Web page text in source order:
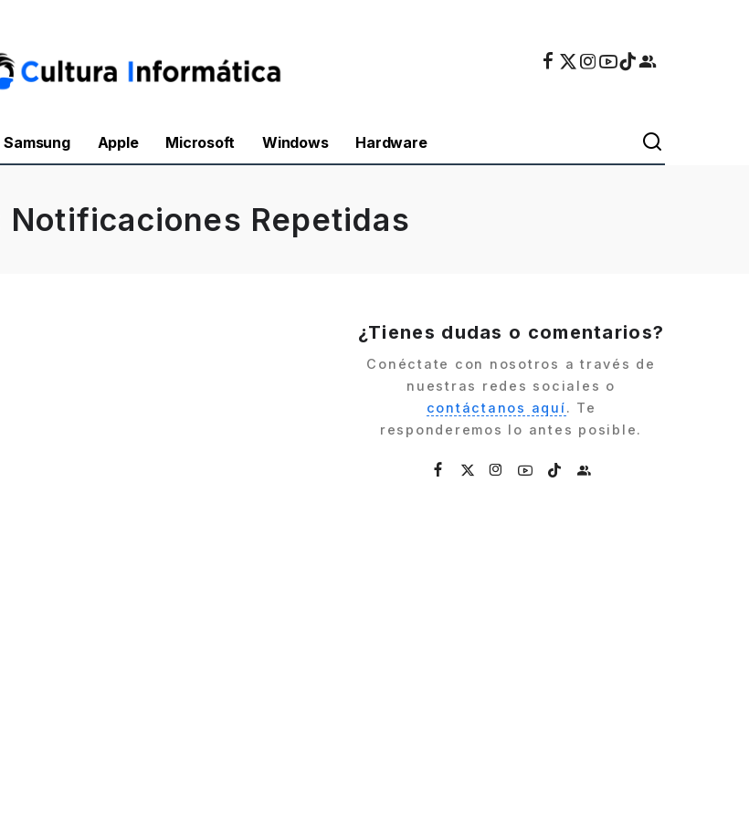
Samsung Apple Microsoft Windows Hardware
Notificaciones Repetidas
¿Tienes dudas o comentarios?
Conéctate con nosotros a través de
nuestras redes sociales o
contáctanos aquí. Te
responderemos lo antes posible.